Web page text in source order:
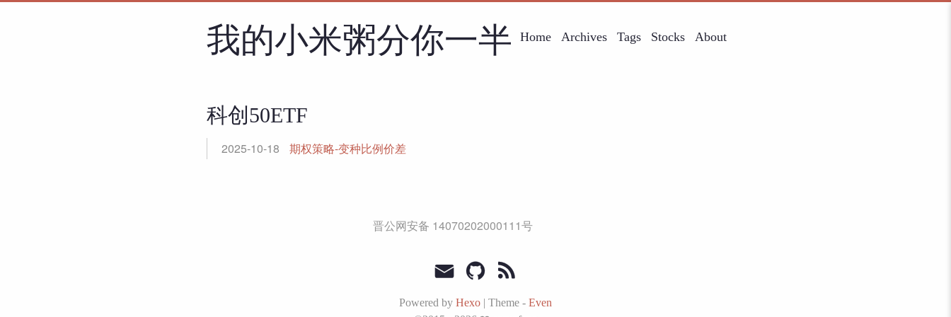
我的小米粥分你一半 Home Archives Tags Stocks About
科创50ETF
2025-10-18 期权策略-变种比例价差
晋公网安备 14070202000111号
Powered by Hexo | Theme - Even